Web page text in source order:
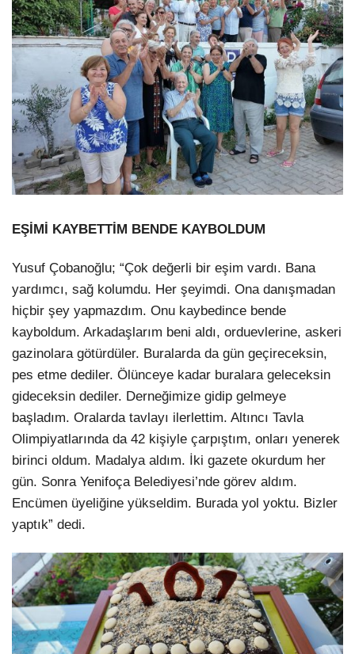
EŞİMİ KAYBETTİM BENDE KAYBOLDUM
Yusuf Çobanoğlu; “Çok değerli bir eşim vardı. Bana
yardımcı, sağ kolumdu. Her şeyimdi. Ona danışmadan
hiçbir şey yapmazdım. Onu kaybedince bende
kayboldum. Arkadaşlarım beni aldı, orduevlerine, askeri
gazinolara götürdüler. Buralarda da gün geçireceksin,
pes etme dediler. Ölünceye kadar buralara geleceksin
gideceksin dediler. Derneğimize gidip gelmeye
başladım. Oralarda tavlayı ilerlettim. Altıncı Tavla
Olimpiyatlarında da 42 kişiyle çarpıştım, onları yenerek
birinci oldum. Madalya aldım. İki gazete okurdum her
gün. Sonra Yenifoça Belediyesi’nde görev aldım.
Encümen üyeliğine yükseldim. Burada yol yoktu. Bizler
yaptık” dedi.